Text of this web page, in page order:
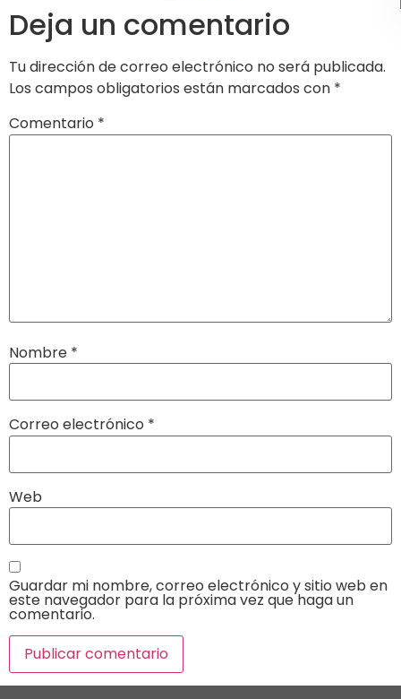
Deja un comentario
Tu dirección de correo electrónico no será publicada.
Los campos obligatorios están marcados con *
Comentario *
Nombre *
Correo electrónico *
Web
Guardar mi nombre, correo electrónico y sitio web en
este navegador para la próxima vez que haga un
comentario.